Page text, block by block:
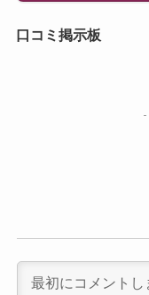
口コミ掲示板